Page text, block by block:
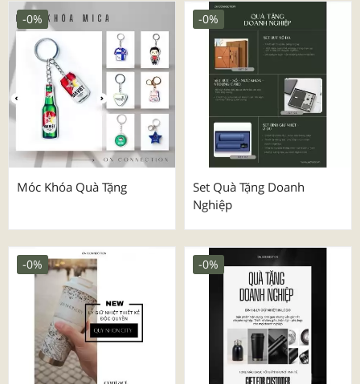
Móc Khóa Quà Tặng
-0%
Set Quà Tặng Doanh
Nghiệp
-0%
-0% -0%